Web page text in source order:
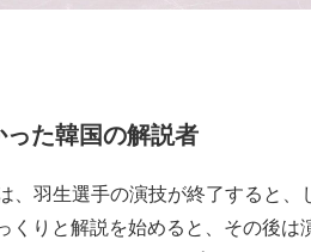
った韓国の解説者
羽生選手の演技が終了すると、
くりと解説を始めると、その後は